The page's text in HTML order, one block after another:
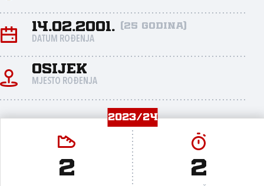
14.02.2001. (25 godina)
DATUM ROĐENJA
Osijek
MJESTO ROĐENJA
2023/24
2 2